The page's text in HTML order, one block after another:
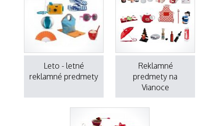
Leto - letné
reklamné predmety
Reklamné
predmety na
Vianoce